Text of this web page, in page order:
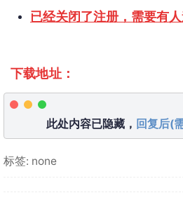
已经关闭了注册，需要有
下载地址：
此处内容已隐藏， 回复后(
标签: none